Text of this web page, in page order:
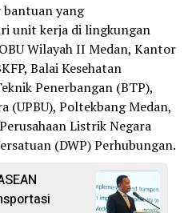
bantuan yang
unit kerja di lingkungan
Wilayah II Medan, Kantor
Balai Kesehatan
Penerbangan (BTP),
(UPBU), Poltekbang Medan,
Listrik Negara
(DWP) Perhubungan.